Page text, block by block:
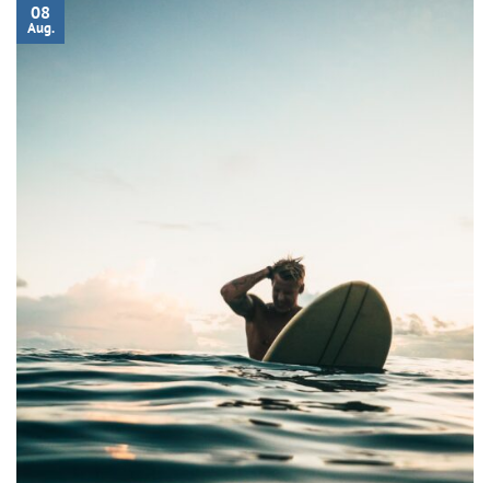
08
Aug.